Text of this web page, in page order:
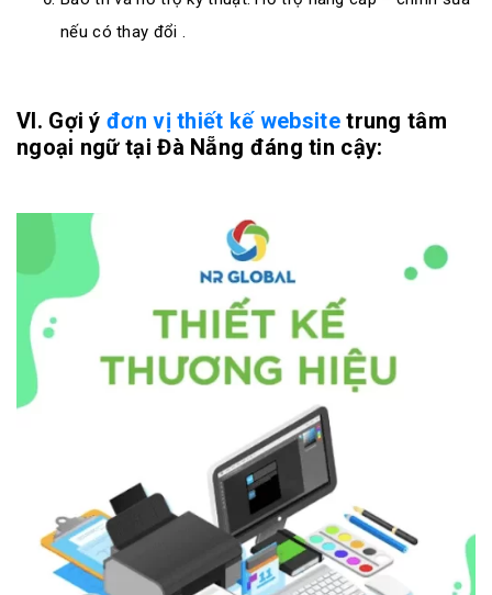
nếu có thay đổi .
VI. Gợi ý đơn vị thiết kế websitetrung tâm
ngoại ngữ tại Đà Nẵng đáng tin cậy: